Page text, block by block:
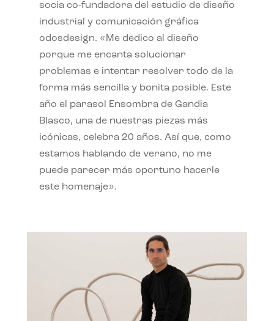
socia co-fundadora del estudio de diseño
industrial y comunicación gráfica
odosdesign. «Me dedico al diseño
porque me encanta solucionar
problemas e intentar resolver todo de la
forma más sencilla y bonita posible. Este
año el parasol Ensombra de Gandia
Blasco, una de nuestras piezas más
icónicas, celebra 20 años. Así que, como
estamos hablando de verano, no me
puede parecer más oportuno hacerle
este homenaje».